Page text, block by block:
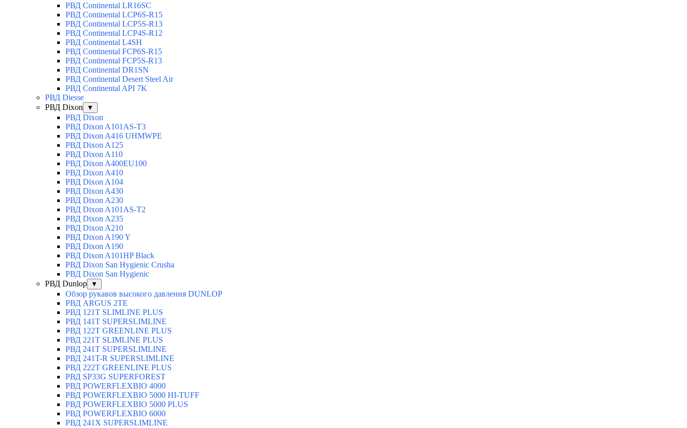
РВД Continental LR16SC
РВД Continental LCP6S-R15
РВД Continental LCP5S-R13
РВД Continental LCP4S-R12
РВД Continental L4SH
РВД Continental FCP6S-R15
РВД Continental FCP5S-R13
РВД Continental DR1SN
РВД Continental Desert Steel Air
РВД Continental API 7K
РВД Diesse
РВД Dixon
▼
РВД Dixon
РВД Dixon A101AS-T3
РВД Dixon A416 UHMWPE
РВД Dixon A125
РВД Dixon A110
РВД Dixon A400EU100
РВД Dixon A410
РВД Dixon A104
РВД Dixon A430
РВД Dixon A230
РВД Dixon A101AS-T2
РВД Dixon A235
РВД Dixon A210
РВД Dixon A190 Y
РВД Dixon A190
РВД Dixon A101HP Black
РВД Dixon San Hygienic Crusha
РВД Dixon San Hygienic
РВД Dunlop
▼
Обзор рукавов высокого давления DUNLOP
РВД ARGUS 2TE
РВД 121T SLIMLINE PLUS
РВД 141T SUPERSLIMLINE
РВД 122T GREENLINE PLUS
РВД 221T SLIMLINE PLUS
РВД 241T SUPERSLIMLINE
РВД 241T-R SUPERSLIMLINE
РВД 222T GREENLINE PLUS
РВД SP33G SUPERFOREST
РВД POWERFLEXBIO 4000
РВД POWERFLEXBIO 5000 HI-TUFF
РВД POWERFLEXBIO 5000 PLUS
РВД POWERFLEXBIO 6000
РВД 241X SUPERSLIMLINE